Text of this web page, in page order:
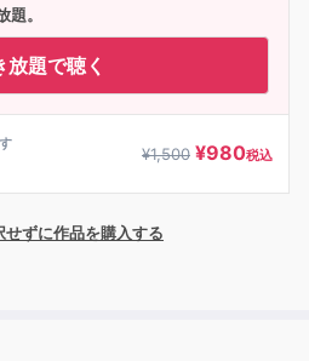
。
放題で聴く
¥1,500 ¥980税込
せずに作品を購入する